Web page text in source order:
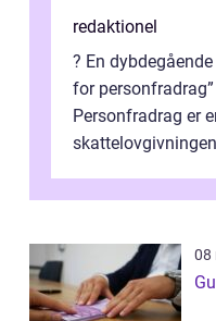
redaktionel
? En
for
Personfradrag er
08